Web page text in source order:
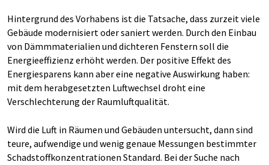
Hintergrund des Vorhabens ist die Tatsache, dass zurzeit viele
Gebäude modernisiert oder saniert werden. Durch den Einbau
von Dämmmaterialien und dichteren Fenstern soll die
Energieeffizienz erhöht werden. Der positive Effekt des
Energiesparens kann aber eine negative Auswirkung haben:
mit dem herabgesetzten Luftwechsel droht eine
Verschlechterung der Raumluftqualität.
Wird die Luft in Räumen und Gebäuden untersucht, dann sind
teure, aufwendige und wenig genaue Messungen bestimmter
Schadstoffkonzentrationen Standard. Bei der Suche nach